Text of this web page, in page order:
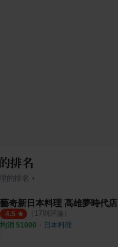
排名
的排名 ›
藝奇新日本料理 高雄夢時代店
4.5 （ 17則評論）
均消 $1000 ・ 日本料理